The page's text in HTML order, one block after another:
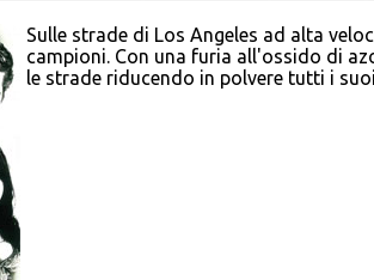
Sulle strade di Los Angeles ad alta
campioni. Con una furia all'ossido di
le strade riducendo in polvere tutti i